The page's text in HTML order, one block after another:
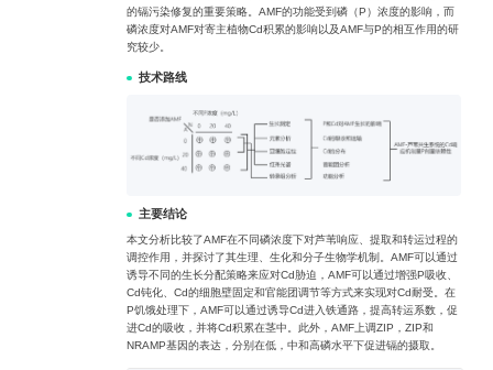
的镉污染修复的重要策略。AMF的功能受到磷（P）浓度的影响，而
磷浓度对AMF对寄主植物Cd积累的影响以及AMF与P的相互作用的研
究较少。
技术路线
主要结论
本文分析比较了AMF在不同磷浓度下对芦苇响应、提取和转运过程的
调控作用，并探讨了其生理、生化和分子生物学机制。AMF可以通过
诱导不同的生长分配策略来应对Cd胁迫，AMF可以通过增强P吸收、
Cd钝化、Cd的细胞壁固定和官能团调节等方式来实现对Cd耐受。在
P饥饿处理下，AMF可以通过诱导Cd进入铁通路，提高转运系数，促
进Cd的吸收，并将Cd积累在茎中。此外，AMF上调ZIP，ZIP和
NRAMP基因的表达，分别在低，中和高磷水平下促进镉的摄取。